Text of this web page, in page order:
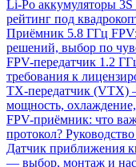
Li-Po аккумуляторы 3S
рейтинг под
Приёмник 5.8 ГГц
решений, выбор по
FPV-передатчик 1.2
требования к
TX-передатчик (VTX)
мощность, охлаждение,
FPV-приёмник: что
протокол?
Датчик приближения
— выбор, монтаж и